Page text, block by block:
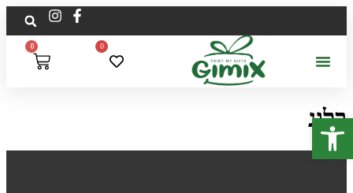
פתח סרגל נגישות
0
0
בלוג